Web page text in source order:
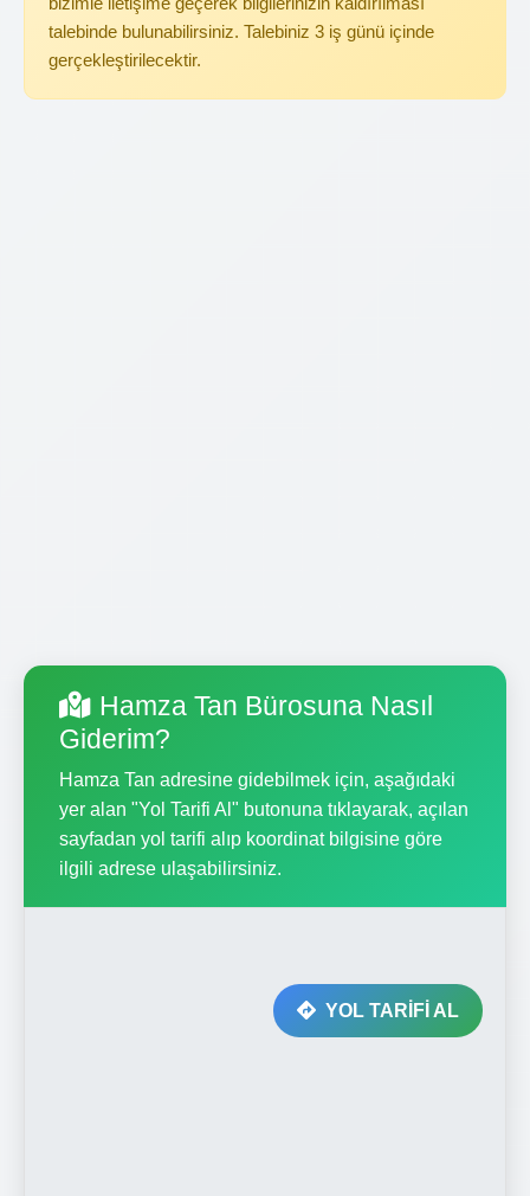
talebinde bulunabilirsiniz. Talebiniz 3 iş günü içinde
gerçekleştirilecektir.
Hamza Tan Bürosuna Nasıl
Giderim?
Hamza Tan adresine gidebilmek için, aşağıdaki
yer alan "Yol Tarifi Al" butonuna tıklayarak, açılan
sayfadan yol tarifi alıp koordinat bilgisine göre
ilgili adrese ulaşabilirsiniz.
YOL TARİFİ AL